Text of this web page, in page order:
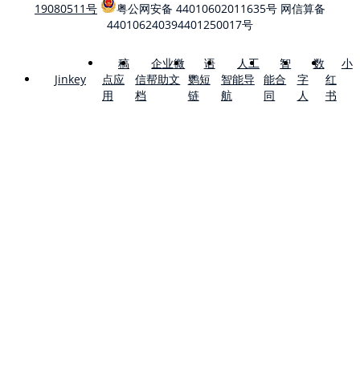
19080511号
粤公网安备 44010602011635号 网信算备
440106240394401250017号
Jinkey
稿
点应
用
企业微
信帮助文
档
语
鹦短
链
人工
智能导
航
智
能合
同
数
字
人
小
红
书